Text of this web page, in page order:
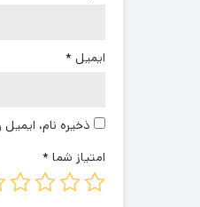
ایمیل *
ذخیره نام،
امتیاز شما *